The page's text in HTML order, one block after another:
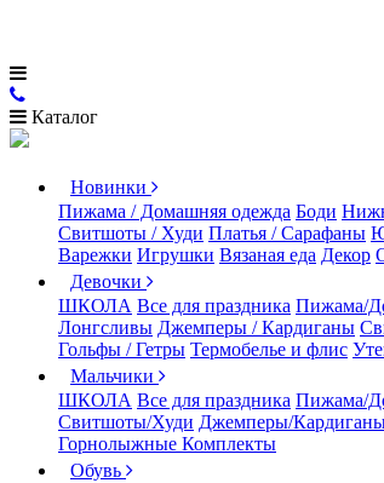
Каталог
Новинки
Пижама / Домашняя одежда Боди
Свитшоты / Худи Платья / Сарафаны
Варежки Игрушки Вязаная еда Декор
Девочки
ШКОЛА Все для праздника Пижама/
Лонгсливы Джемперы / Кардиганы
Гольфы / Гетры Термобелье и флис
Мальчики
ШКОЛА Все для праздника Пижама/
Свитшоты/Худи Джемперы/
Горнолыжные Комплекты
Обувь